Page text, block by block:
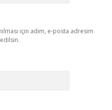
için adım, e-posta adresim